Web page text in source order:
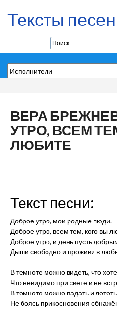
Тексты песен
ВЕРА
УТРО, ВСЕМ
ЛЮБИТЕ
Текст песни:
Доброе утро, мои родные люди.
Доброе утро, всем тем, кого вы
Доброе утро, и день пусть
Дыши свободно и проживи в
В темноте можно видеть, что
Что невидимо при свете и не
В темноте можно падать и лететь,
Не боясь прикосновения